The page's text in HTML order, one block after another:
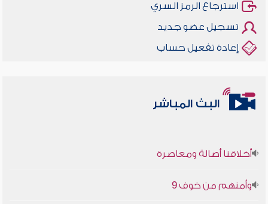
استرجاع الرمز السري
تسجيل عضو جديد
إعادة تفعيل حساب
البث المباشر
أخلاقنا أصالة ومعاصرة
وأمنهم من خوف 9